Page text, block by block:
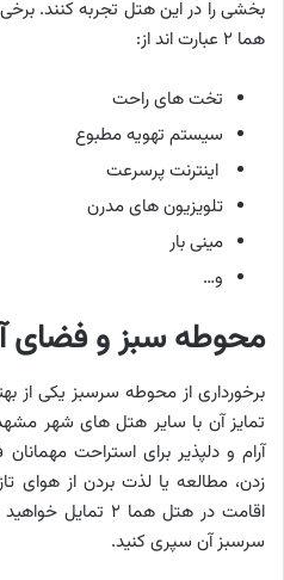
بخشی را در این هتل تجربه کنند.
هما ۲ عبارت اند از:
تخت‌ های راحت
سیستم تهویه مطبوع
اینترنت پرسرعت
تلویزیون‌ های مدرن
مینی بار
و…
محوطه سبز و
برخورداری از محوطه سرسبز یکی از
تمایز آن با سایر هتل های شهر
آرام و دلپذیر برای استراحت
زدن، مطالعه یا لذت بردن از
اقامت در هتل هما
سرسبز آن سپری کنید.